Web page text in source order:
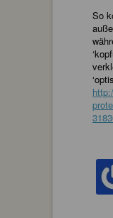
So